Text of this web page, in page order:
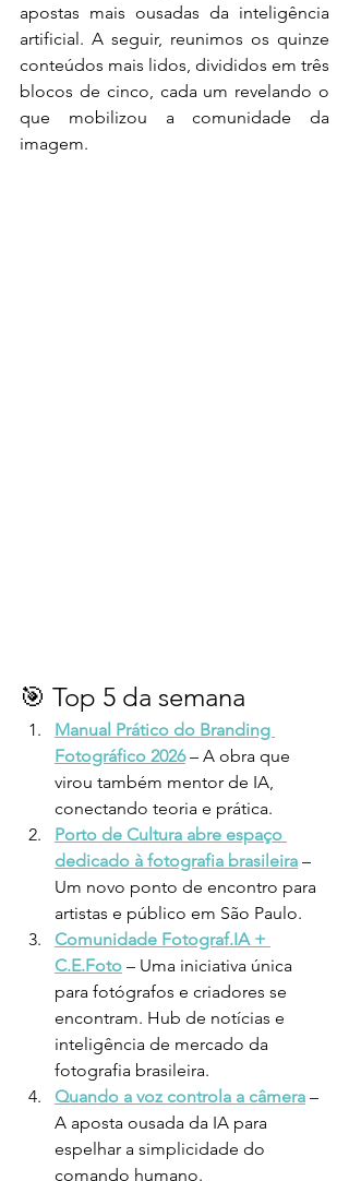
apostas mais ousadas da inteligência
artificial. A seguir, reunimos os quinze
conteúdos mais lidos, divididos em três
blocos de cinco, cada um revelando o
que mobilizou a comunidade da
imagem.
🎯 Top 5 da semana
Manual Prático do Branding
Fotográfico 2026 – A obra que
virou também mentor de IA,
conectando teoria e prática.
Porto de Cultura abre espaço
dedicado à fotografia brasileira –
Um novo ponto de encontro para
artistas e público em São Paulo.
Comunidade Fotograf.IA +
C.E.Foto – Uma iniciativa única
para fotógrafos e criadores se
encontram. Hub de notícias e
inteligência de mercado da
fotografia brasileira.
Quando a voz controla a câmera –
A aposta ousada da IA para
espelhar a simplicidade do
comando humano.